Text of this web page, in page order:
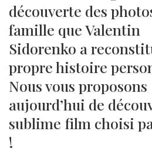
découverte des
famille que Valentin
Sidorenko a
propre histoire
Nous vous proposons
aujourd’hui de
sublime film choisi
!